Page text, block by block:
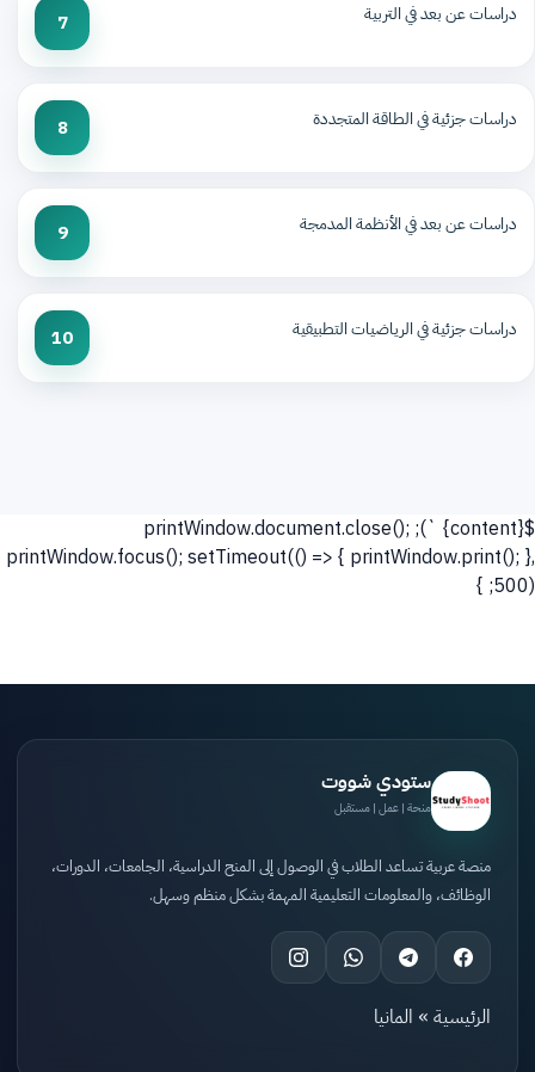
دراسات عن بعد في التربية 7
دراسات جزئية في الطاقة المتجددة 8
دراسات عن بعد في الأنظمة المدمجة 9
دراسات جزئية في الرياضيات التطبيقية 10
${content}
`); printWindow.document.close();
printWindow.focus(); setTimeout(() => { printWindow.print(); },
500); }
ستودي شووت
منحة | عمل | مستقبل
منصة عربية تساعد الطلاب في الوصول إلى المنح الدراسية، الجامعات، الدورات،
الوظائف، والمعلومات التعليمية المهمة بشكل منظم وسهل.
الرئيسية » المانيا